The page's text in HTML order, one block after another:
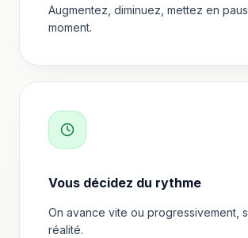
Augmentez, diminuez, mettez en
moment.
Vous décidez du rythme
On avance vite ou progressivement,
réalité.